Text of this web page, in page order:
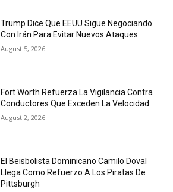
Trump Dice Que EEUU Sigue Negociando
Con Irán Para Evitar Nuevos Ataques
August 5, 2026
Fort Worth Refuerza La Vigilancia Contra
Conductores Que Exceden La Velocidad
August 2, 2026
El Beisbolista Dominicano Camilo Doval
Llega Como Refuerzo A Los Piratas De
Pittsburgh